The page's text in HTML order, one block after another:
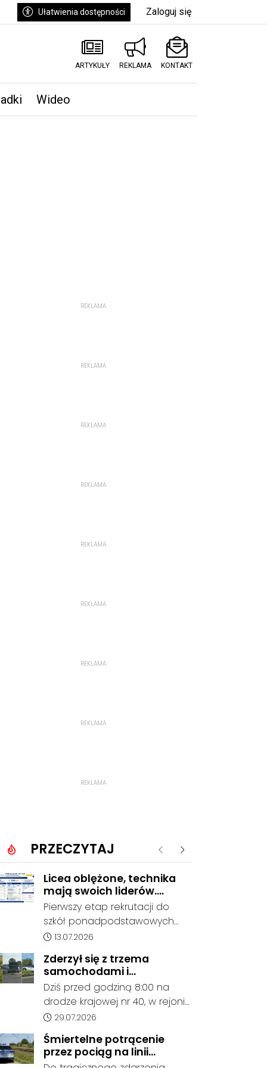
Ułatwienia dostępności Zaloguj się
ARTYKUŁY REKLAMA KONTAKT
Wideo
REKLAMA
REKLAMA
REKLAMA
REKLAMA
REKLAMA
REKLAMA
REKLAMA
REKLAMA
REKLAMA
PRZECZYTAJ Poprzednie
Następne
Licea oblężone, technika
mają swoich liderów.
Znamy wstępne wyniki
rekrutacji do szkół w
powiecie
Pierwszy etap rekrutacji do
szkół ponadpodstawowych
prowadzonych przez Powiat
pokazuje coraz wyraźniejsze
preferencje tegorocznych
absolwentów szkół
podstawowych. Dane dotyczą
kandydatów, którzy wskazali
dany oddział jako pierwszy
wybór, dlatego nie stanowią
jeszcze ostatecznego wyniku
Data dodania artykułu:
13.07.2026
Zderzył się z trzema
samochodami i
kontynuował jazdę. Seria
kolizji na Drodze Krajowej
nr 40
Dziś przed godziną 8:00 na
drodze krajowej nr 40, w rejonie
ronda im. Witolda Pileckiego
oraz ronda w Reńskiej Wsi,
doszło do serii zdarzeń
drogowych z udziałem trzech
Data dodania artykułu:
29.07.2026
Śmiertelne potrącenie
przez pociąg na linii
Kędzierzyn-Koźle - Gliwice.